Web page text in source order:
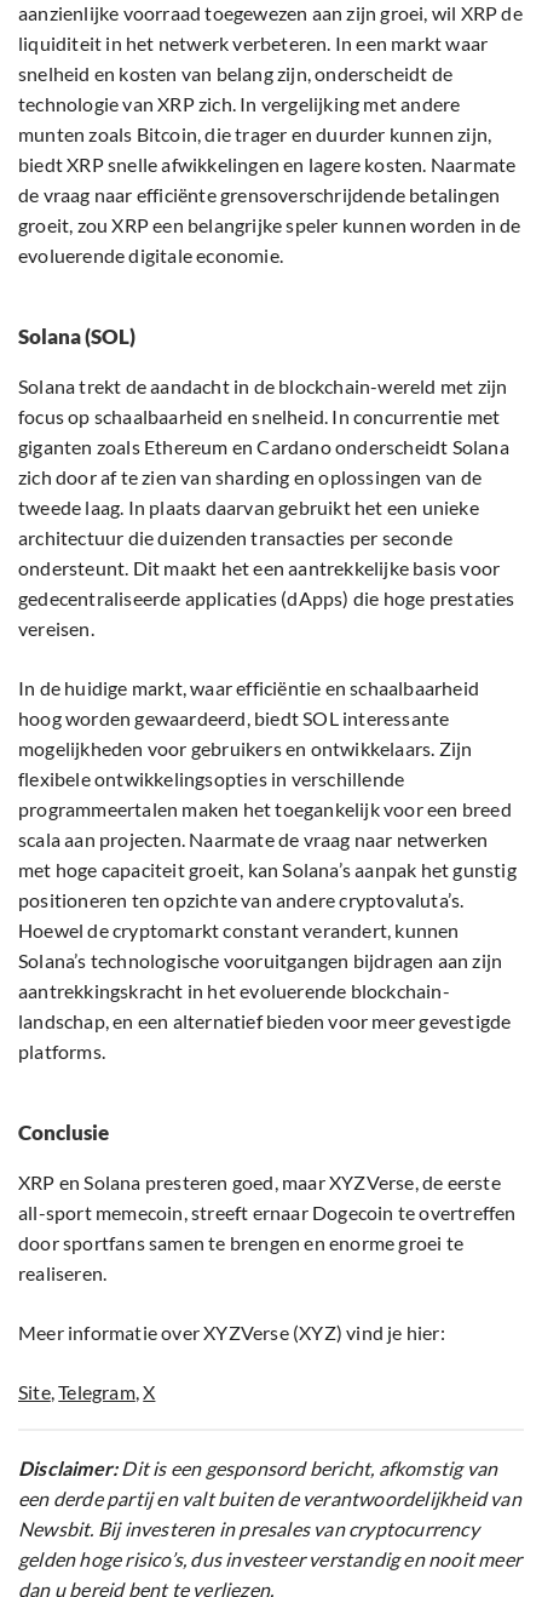
aanzienlijke voorraad toegewezen aan zijn groei, wil XRP de
liquiditeit in het netwerk verbeteren. In een markt waar
snelheid en kosten van belang zijn, onderscheidt de
technologie van XRP zich. In vergelijking met andere
munten zoals Bitcoin, die trager en duurder kunnen zijn,
biedt XRP snelle afwikkelingen en lagere kosten. Naarmate
de vraag naar efficiënte grensoverschrijdende betalingen
groeit, zou XRP een belangrijke speler kunnen worden in de
evoluerende digitale economie.
Solana (SOL)
Solana trekt de aandacht in de blockchain-wereld met zijn
focus op schaalbaarheid en snelheid. In concurrentie met
giganten zoals Ethereum en Cardano onderscheidt Solana
zich door af te zien van sharding en oplossingen van de
tweede laag. In plaats daarvan gebruikt het een unieke
architectuur die duizenden transacties per seconde
ondersteunt. Dit maakt het een aantrekkelijke basis voor
gedecentraliseerde applicaties (dApps) die hoge prestaties
vereisen.
In de huidige markt, waar efficiëntie en schaalbaarheid
hoog worden gewaardeerd, biedt SOL interessante
mogelijkheden voor gebruikers en ontwikkelaars. Zijn
flexibele ontwikkelingsopties in verschillende
programmeertalen maken het toegankelijk voor een breed
scala aan projecten. Naarmate de vraag naar netwerken
met hoge capaciteit groeit, kan Solana’s aanpak het gunstig
positioneren ten opzichte van andere cryptovaluta’s.
Hoewel de cryptomarkt constant verandert, kunnen
Solana’s technologische vooruitgangen bijdragen aan zijn
aantrekkingskracht in het evoluerende blockchain-
landschap, en een alternatief bieden voor meer gevestigde
platforms.
Conclusie
XRP en Solana presteren goed, maar XYZVerse, de eerste
all-sport memecoin, streeft ernaar Dogecoin te overtreffen
door sportfans samen te brengen en enorme groei te
realiseren.
Meer informatie over XYZVerse (XYZ) vind je hier:
Site,Telegram,X
Disclaimer:Dit is een gesponsord bericht, afkomstig van
een derde partij en valt buiten de verantwoordelijkheid van
Newsbit. Bij investeren in presales van cryptocurrency
gelden hoge risico’s, dus investeer verstandig en nooit meer
dan u bereid bent te verliezen.